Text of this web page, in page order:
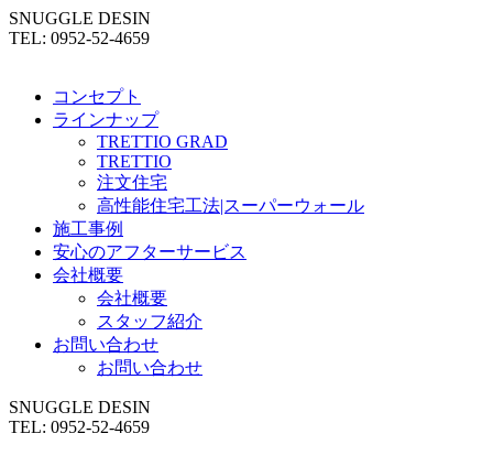
SNUGGLE DESIN
TEL: 0952-52-4659
コンセプト
ラインナップ
TRETTIO GRAD
TRETTIO
注文住宅
高性能住宅工法|スーパーウォール
施工事例
安心のアフターサービス
会社概要
会社概要
スタッフ紹介
お問い合わせ
お問い合わせ
SNUGGLE DESIN
TEL: 0952-52-4659